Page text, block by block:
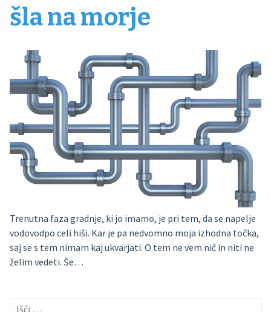
šla na morje
Trenutna faza gradnje, ki jo imamo, je pri tem, da se napelje
vodovodpo celi hiši. Kar je pa nedvomno moja izhodna točka,
saj se s tem nimam kaj ukvarjati. O tem ne vem nič in niti ne
želim vedeti. Še…
Išči: